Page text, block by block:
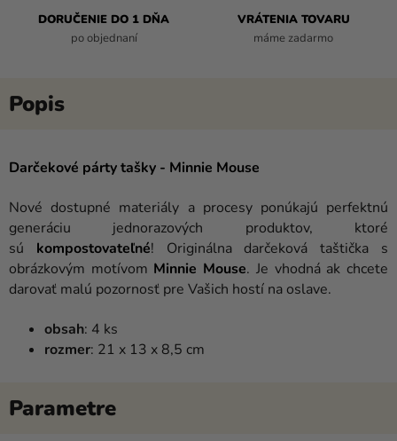
DORUČENIE DO 1 DŇA
po objednaní
VRÁTENIA TOVARU
máme zadarmo
Darčekové párty tašky - Minnie Mouse
Nové dostupné materiály a procesy ponúkajú perfektnú
generáciu jednorazových produktov, ktoré
sú kompostovateľné! Originálna darčeková taštička s
obrázkovým motívom Minnie Mouse. Je vhodná ak chcete
darovať malú pozornosť pre Vašich hostí na oslave.
obsah: 4 ks
rozmer: 21 x 13 x 8,5 cm